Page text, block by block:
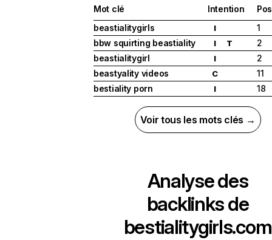
Mot clé Intention
beastialitygirls
I
1
bbw squirting beastiality
I T
2
beastialitygirl
I
2
beastyality videos
C
11
bestiality porn
I 18
Voir tous les mots clés →
Analyse des
backlinks de
bestialitygirls.com